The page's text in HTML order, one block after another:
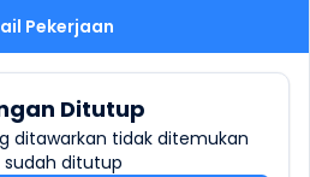
Pekerjaan
Ditutup
ditawarkan tidak ditemukan
ditutup